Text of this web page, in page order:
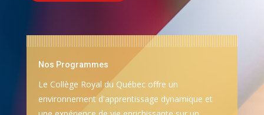
Nos Programmes
Le Collège Royal du Québec offre un
environnement d'apprentissage dynamique et